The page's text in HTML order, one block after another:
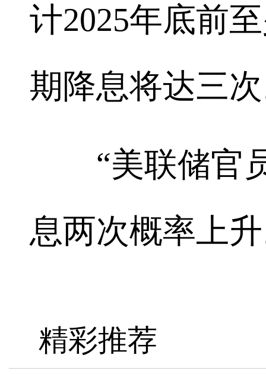
计2025年底前
期降息将达三
“美联储官员
息两次概率上
精彩推荐